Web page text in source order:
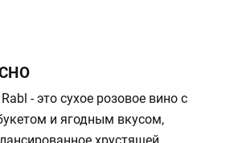
- это сухое розовое вино с
и ягодным вкусом,